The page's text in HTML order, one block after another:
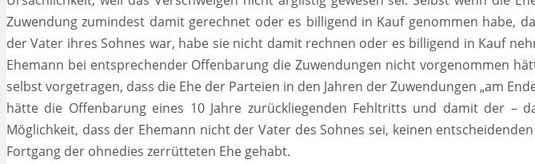
Zuwendung zumindest damit gerechnet oder es billigend in Kauf genommen habe,
der Vater ihres Sohnes war, habe sie nicht damit rechnen oder es billigend in Kauf
Ehemann bei entsprechender Offenbarung die Zuwendungen nicht vorgenommen
selbst vorgetragen, dass die Ehe der Parteien in den Jahren der Zuwendungen „am
hätte die Offenbarung eines 10 Jahre zurückliegenden Fehltritts und damit der –
Möglichkeit, dass der Ehemann nicht der Vater des Sohnes sei, keinen
Fortgang der ohnedies zerrütteten Ehe gehabt.